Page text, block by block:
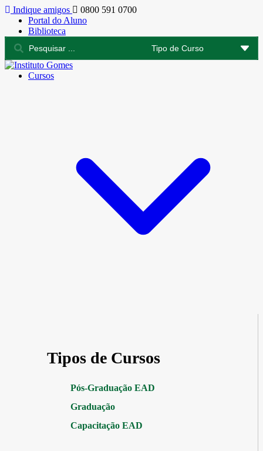
Indique amigos
0800 591 0700
Portal do Aluno
Biblioteca
Cursos
Tipos de Cursos
Pós-Graduação EAD
Graduação
Capacitação EAD